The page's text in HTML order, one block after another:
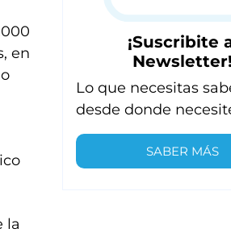
en
la
¡Suscribite
Newsletter!
Lo que necesitas
desde donde
SABER MÁS